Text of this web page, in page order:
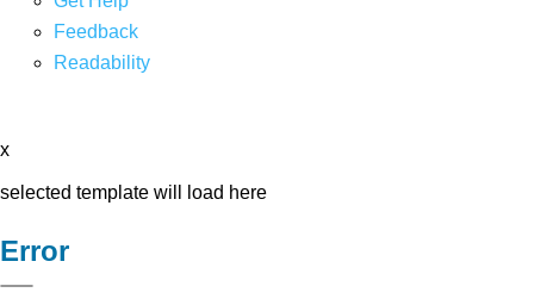
Feedback
Readability
x
selected template will load here
Error